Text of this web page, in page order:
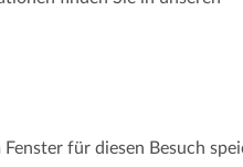
für diesen Besuch